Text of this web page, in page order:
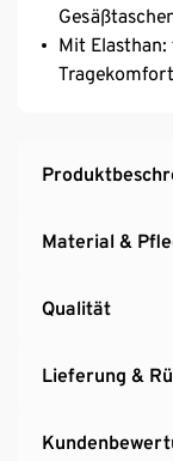
Mit
Tragekomfort
Material &
Qualität
Lieferung &